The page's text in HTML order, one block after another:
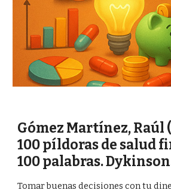
Gómez Martínez, Raúl
100 píldoras de salud
100 palabras.
Tomar buenas decisiones con tu